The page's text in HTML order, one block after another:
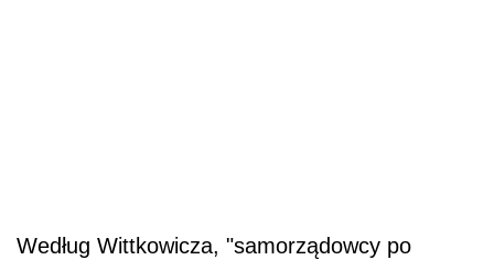
Według Wittkowicza, "samorządowcy po